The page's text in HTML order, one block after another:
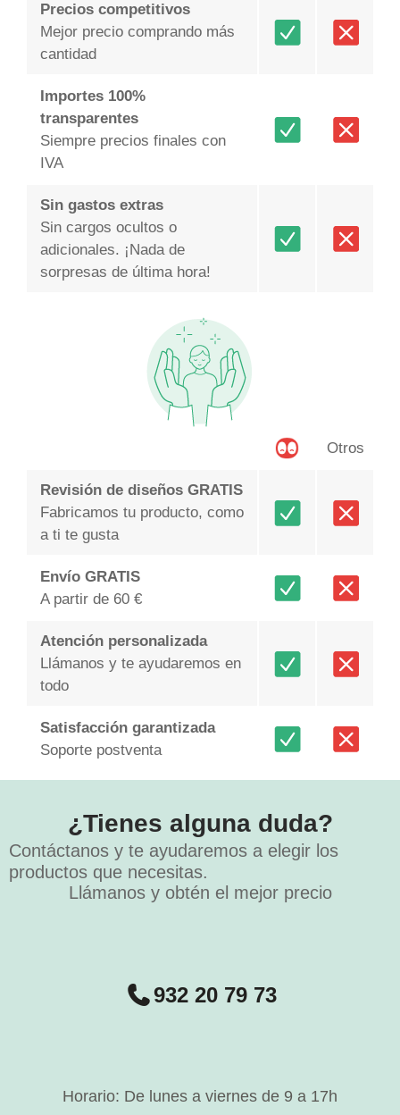
Precios competitivos
Mejor precio comprando más
cantidad
Importes 100%
transparentes
Siempre precios finales con
IVA
Sin gastos extras
Sin cargos ocultos o
adicionales. ¡Nada de
sorpresas de última hora!
Otros
Revisión de diseños GRATIS
Fabricamos tu producto, como
a ti te gusta
Envío GRATIS
A partir de 60 €
Atención personalizada
Llámanos y te ayudaremos en
todo
Satisfacción garantizada
Soporte postventa
¿Tienes alguna duda?
Contáctanos y te ayudaremos a elegir los
productos que necesitas.
Llámanos y obtén el mejor precio
932 20 79 73
Horario: De lunes a viernes de 9 a 17h